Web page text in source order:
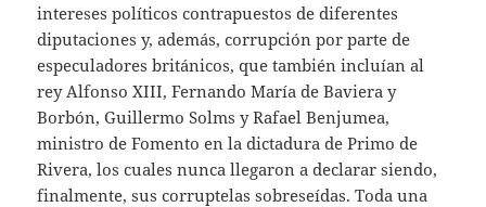
intereses políticos contrapuestos de diferentes
diputaciones y, además, corrupción por parte de
especuladores británicos, que también incluían al
rey Alfonso XIII, Fernando María de Baviera y
Borbón, Guillermo Solms y Rafael Benjumea,
ministro de Fomento en la dictadura de Primo de
Rivera, los cuales nunca llegaron a declarar siendo,
finalmente, sus corruptelas sobreseídas. Toda una